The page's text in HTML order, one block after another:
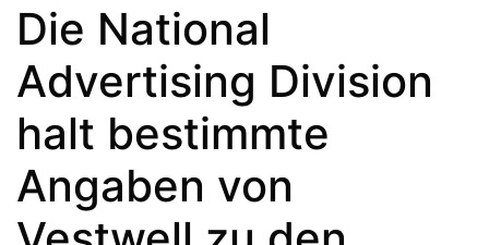
Die National
Advertising Division
halt bestimmte
Angaben von